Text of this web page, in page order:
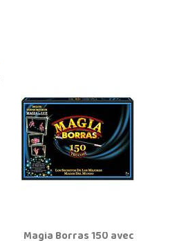
Magia Borras 150 avec